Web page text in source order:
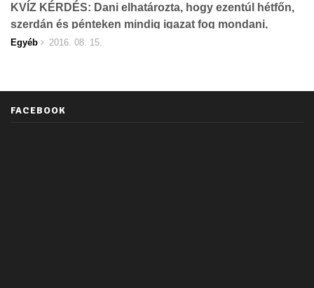
KVÍZ KÉRDÉS: Dani elhatározta, hogy ezentúl hétfőn,
szerdán és pénteken mindig igazat fog mondani,
Egyéb 2016. 08. 15.
FACEBOOK